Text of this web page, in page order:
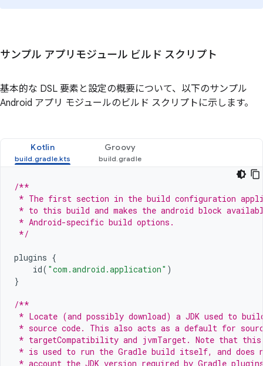
サンプル アプリモジュール ビルド スクリプト
基本的な DSL 要素と設定の概要について、以下のサンプル
Android アプリ モジュールのビルド スクリプトに示します。
Kotlin Groovy
/**
* The first section in the build configuration
* to this build and makes the android block
* Android-specific build options.
*/
plugins {
id( "com.android.application" )
}
/**
* Locate (and possibly download) a JDK used to
* source code. This also acts as a default for
* targetCompatibility and jvmTarget. Note that this
* is used to run the Gradle build itself, and does
* account the JDK version required by Gradle